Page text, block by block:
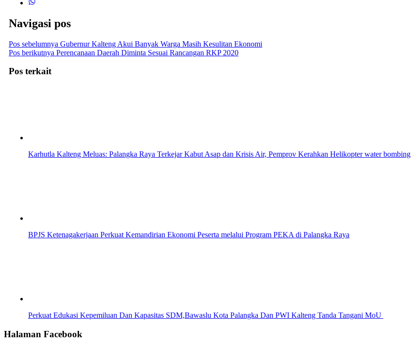
Navigasi pos
Pos sebelumnya Gubernur Kalteng Akui Banyak Warga Masih Kesulitan Ekonomi
Pos berikutnya Perencanaan Daerah Diminta Sesuai Rancangan RKP 2020
Pos terkait
Karhutla Kalteng Meluas: Palangka Raya Terkejar Kabut Asap dan Krisis Air, Pemprov Kerahkan Helikopter water bombing
BPJS Ketenagakerjaan Perkuat Kemandirian Ekonomi Peserta melalui Program PEKA di Palangka Raya
Perkuat Edukasi Kepemiluan Dan Kapasitas SDM,Bawaslu Kota Palangka Dan PWI Kalteng Tanda Tangani MoU
Halaman Facebook